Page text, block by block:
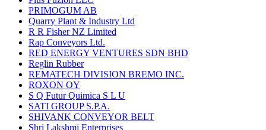
PRIMOGUM AB
Quarry Plant & Industry Ltd
R R Fisher NZ Limited
Rap Conveyors Ltd.
RED ENERGY VENTURES SDN BHD
Reglin Rubber
REMATECH DIVISION BREMO INC.
ROXON OY
S Q Futur Quimica S L U
SATI GROUP S.P.A.
SHIVANK CONVEYOR BELT
Shri Lakshmi Enterprises